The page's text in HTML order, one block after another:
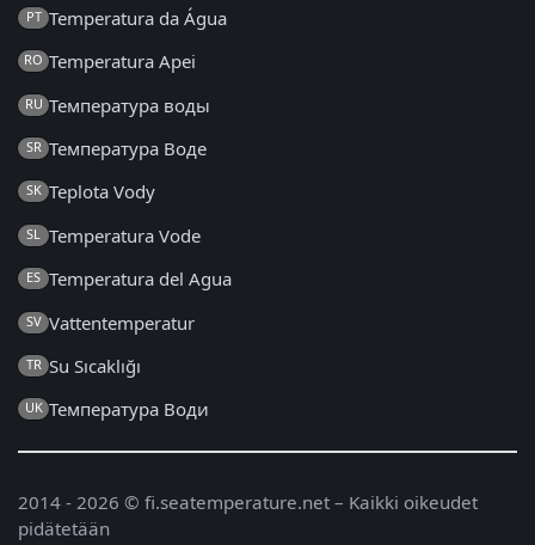
PT Temperatura da Água
RO Temperatura Apei
RU Температура воды
SR Температура Воде
SK Teplota Vody
SL Temperatura Vode
ES Temperatura del Agua
SV Vattentemperatur
TR Su Sıcaklığı
UK Температура Води
2014 - 2026 © fi.seatemperature.net – Kaikki oikeudet
pidätetään